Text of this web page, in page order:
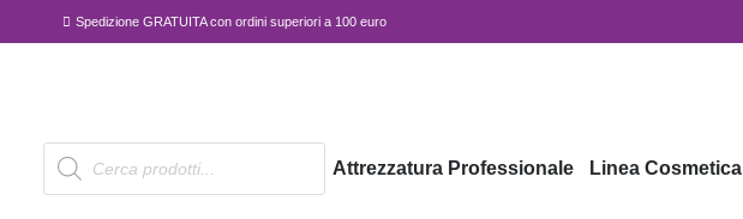
Spedizione GRATUITA con ordini superiori a 100 euro
Products
search
Attrezzatura Professionale Linea Cosmetica